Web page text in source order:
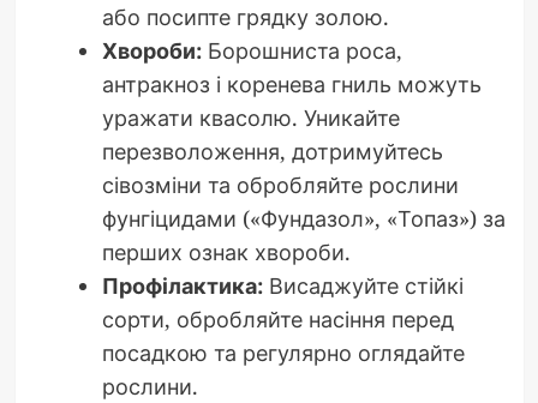
або посипте грядку золою.
Хвороби:Борошниста роса,
антракноз і коренева гниль можуть
уражати квасолю. Уникайте
перезволоження, дотримуйтесь
сівозміни та обробляйте рослини
фунгіцидами («Фундазол», «Топаз») за
перших ознак хвороби.
Профілактика:Висаджуйте стійкі
сорти, обробляйте насіння перед
посадкою та регулярно оглядайте
рослини.